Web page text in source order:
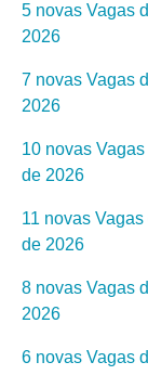
5 novas Vagas
2026
7 novas Vagas
2026
10 novas
de 2026
11 novas
de 2026
8 novas Vagas
2026
6 novas Vagas